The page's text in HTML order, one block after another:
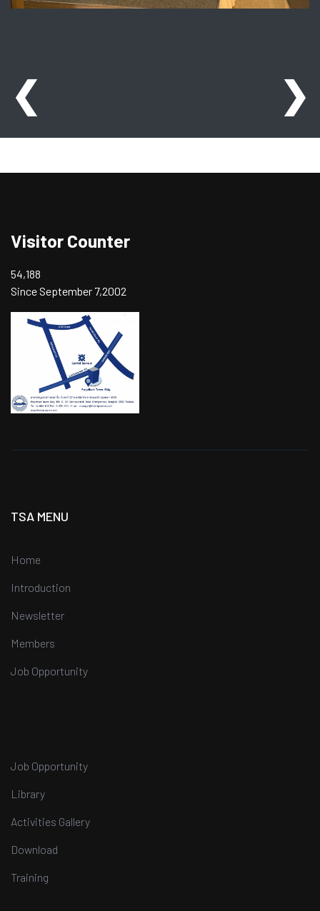
❮ ❯
Visitor Counter
54,188
Since September 7,2002
TSA MENU
Home
Introduction
Newsletter
Members
Job Opportunity
Job Opportunity
Library
Activities Gallery
Download
Training